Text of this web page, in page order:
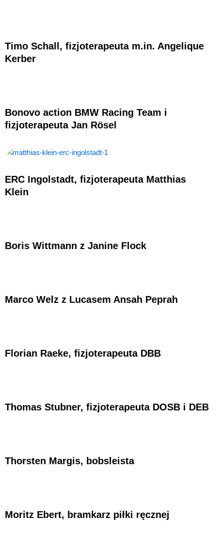
Timo Schall, fizjoterapeuta m.in. Angelique
Kerber
Bonovo action BMW Racing Team i
fizjoterapeuta Jan Rösel
ERC Ingolstadt, fizjoterapeuta Matthias
Klein
Boris Wittmann z Janine Flock
Marco Welz z Lucasem Ansah Peprah
Florian Raeke, fizjoterapeuta DBB
Thomas Stubner, fizjoterapeuta DOSB i DEB
Thorsten Margis, bobsleista
Moritz Ebert, bramkarz piłki ręcznej